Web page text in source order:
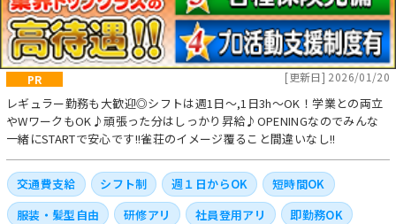
[更新日] 2026/01/20
レギュラー勤務も大歓迎◎シフトは週1日～,1日3h～OK！学業との両立
やWワークもOK♪頑張った分はしっかり昇給♪OPENINGなのでみんな
一緒にSTARTで安心です!!雀荘のイメージ覆ること間違いなし!!
交通費支給 シフト制 週１日からOK
短時間OK
服装・髪型自由
研修アリ 社員登用アリ
即勤務OK